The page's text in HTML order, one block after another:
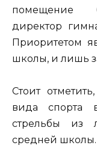
помещение
директор
Приоритетом
школы, и лишь
Стоит
вида спорта
стрельбы из
средней школы.